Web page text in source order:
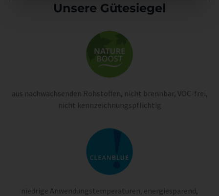
Unsere Gütesiegel
aus nachwachsenden Rohstoffen, nicht brennbar, VOC-frei,
nicht kennzeichnungspflichtig
niedrige Anwendungstemperaturen, energiesparend,